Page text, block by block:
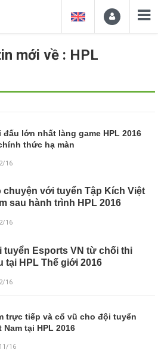
mới về : HPL
đấu lớn nhất làng game HPL 2016
thức hạ màn
16
chuyện với tuyển Tập Kích Việt
sau hành trình HPL 2016
16
tuyển Esports VN từ chối thi
tại HPL Thế giới 2016
16
trực tiếp và cổ vũ cho đội tuyển
Nam tại HPL 2016
16